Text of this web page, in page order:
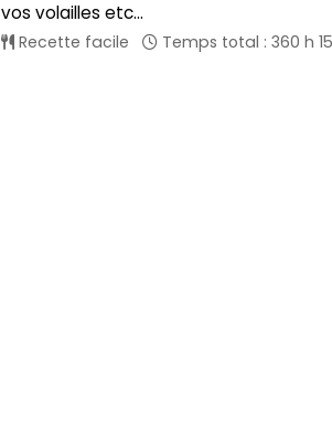
vos volailles etc...
Recette facile Temps total : 360 h